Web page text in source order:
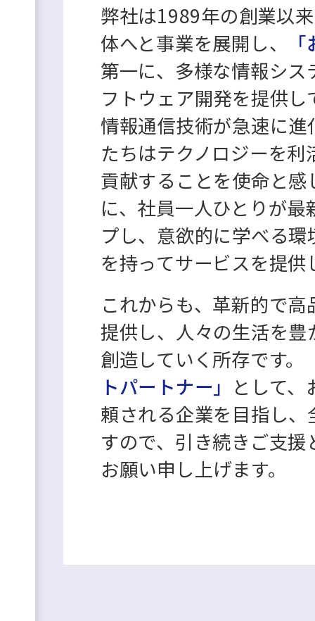
弊社は1989年の創業以
体へと事業を展開し、
第一に、多様な情報シ
フトウェア開発を提供
情報通信技術が急速に
たちはテクノロジーを
貢献することを使命と
に、社員一人ひとりが
プし、意欲的に学べる
を持ってサービスを提供
これからも、革新的で
提供し、人々の生活を
創造していく所存です。
トパートナー」 として
頼される企業を目指し
すので、引き続きご支
お願い申し上げます。